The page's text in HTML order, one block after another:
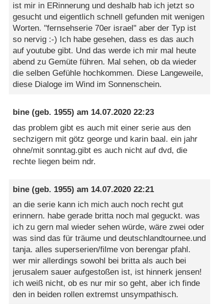
ist mir in ERinnerung und deshalb hab ich jetzt so
gesucht und eigentlich schnell gefunden mit wenigen
Worten. "fernsehserie 70er israel" aber der Typ ist
so nervig :-) Ich habe gesehen, dass es das auch
auf youtube gibt. Und das werde ich mir mal heute
abend zu Gemüte führen. Mal sehen, ob da wieder
die selben Gefühle hochkommen. Diese Langeweile,
diese Dialoge im Wind im Sonnenschein.
bine (geb. 1955) am 14.07.2020 22:23
das problem gibt es auch mit einer serie aus den
sechzigern mit götz george und karin baal. ein jahr
ohne/mit sonntag.gibt es auch nicht auf dvd, die
rechte liegen beim ndr.
bine (geb. 1955) am 14.07.2020 22:21
an die serie kann ich mich auch noch recht gut
erinnern. habe gerade britta noch mal geguckt. was
ich zu gern mal wieder sehen würde, wäre zwei oder
was sind das für träume und deutschlandtournee.und
tanja. alles superserien/filme von berengar pfahl.
wer mir allerdings sowohl bei britta als auch bei
jerusalem sauer aufgestoßen ist, ist hinnerk jensen!
ich weiß nicht, ob es nur mir so geht, aber ich finde
den in beiden rollen extremst unsympathisch.